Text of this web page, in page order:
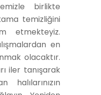
birlikte
temizliğini
etmekteyiz.
en
olacaktır.
iler tanışarak